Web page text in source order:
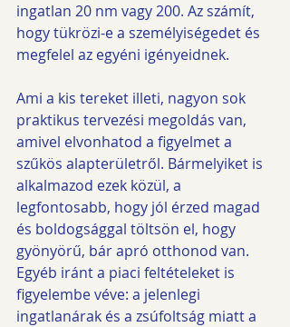
ingatlan 20 nm vagy 200. Az számít,
hogy tükrözi-e a személyiségedet és
megfelel az egyéni igényeidnek.
Ami a kis tereket illeti, nagyon sok
praktikus tervezési megoldás van,
amivel elvonhatod a figyelmet a
szűkös alapterületről. Bármelyiket is
alkalmazod ezek közül, a
legfontosabb, hogy jól érzed magad
és boldogsággal töltsön el, hogy
gyönyörű, bár apró otthonod van.
Egyéb iránt a piaci feltételeket is
figyelembe véve: a jelenlegi
ingatlanárak és a zsúfoltság miatt a